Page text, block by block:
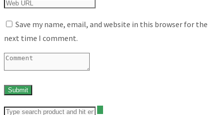
Save my name, email, and website in this browser for the
next time I comment.